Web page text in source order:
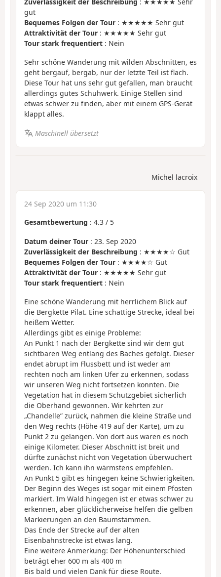
gut
Bequemes Folgen der Tour : ★★★★★ Sehr gut
Attraktivität der Tour : ★★★★★ Sehr gut
Tour stark frequentiert : Nein
Sehr schöne Wanderung mit wilden Abschnitten, es
geht bergauf, bergab, nur der letzte Teil ist flach.
Diese Tour hat uns sehr gut gefallen, man braucht
allerdings gutes Schuhwerk. Einige Stellen sind
etwas schwer zu finden, aber mit einem GPS-Gerät
klappt alles.
Maschinell übersetzt
Michel lacroix
24 Sep 2020 um 11:30
Gesamtbewertung : 4.3 / 5
Datum deiner Tour : 23. Sep 2020
Zuverlässigkeit der Beschreibung : ★★★★☆ Gut
Bequemes Folgen der Tour : ★★★★☆ Gut
Attraktivität der Tour : ★★★★★ Sehr gut
Tour stark frequentiert : Nein
Eine schöne Wanderung mit herrlichem Blick auf
die Bergkette Pilat. Eine schattige Strecke, ideal bei
heißem Wetter.
Allerdings gibt es einige Probleme:
An Punkt 1 nach der Bergkette sind wir dem gut
sichtbaren Weg entlang des Baches gefolgt. Dieser
endet abrupt im Flussbett und ist weder am
rechten noch am linken Ufer zu erkennen, sodass
wir unseren Weg nicht fortsetzen konnten. Die
Vegetation hat in diesem Schutzgebiet sicherlich
die Oberhand gewonnen. Wir kehrten zur
„Chandelle” zurück, nahmen die kleine Straße und
den Weg rechts (Höhe 419 auf der Karte), um zu
Punkt 2 zu gelangen. Von dort aus waren es noch
einige Kilometer. Dieser Abschnitt ist breit und
dürfte zunächst nicht von Vegetation überwuchert
werden. Ich kann ihn wärmstens empfehlen.
An Punkt 5 gibt es hingegen keine Schwierigkeiten.
Der Beginn des Weges ist sogar mit einem Pfosten
markiert. Im Wald hingegen ist er etwas schwer zu
erkennen, aber glücklicherweise helfen die gelben
Markierungen an den Baumstämmen.
Das Ende der Strecke auf der alten
Eisenbahnstrecke ist etwas lang.
Eine weitere Anmerkung: Der Höhenunterschied
beträgt eher 600 m als 400 m
Bis bald und vielen Dank für diese Route.